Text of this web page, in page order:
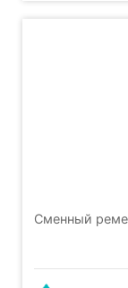
Сменный